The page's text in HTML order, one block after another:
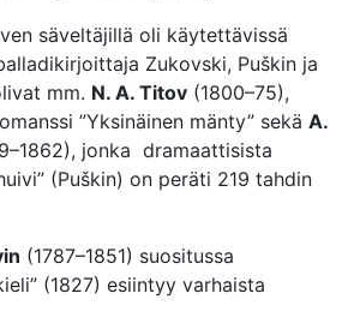
säveltäjillä oli käytettävissä
Zukovski, Puškin ja
mm. N. A. Titov (1800–75),
”Yksinäinen mänty” sekä A.
jonka dramaattisista
(Puškin) on peräti 219 tahdin
(1787–1851) suositussa
(1827) esiintyy varhaista